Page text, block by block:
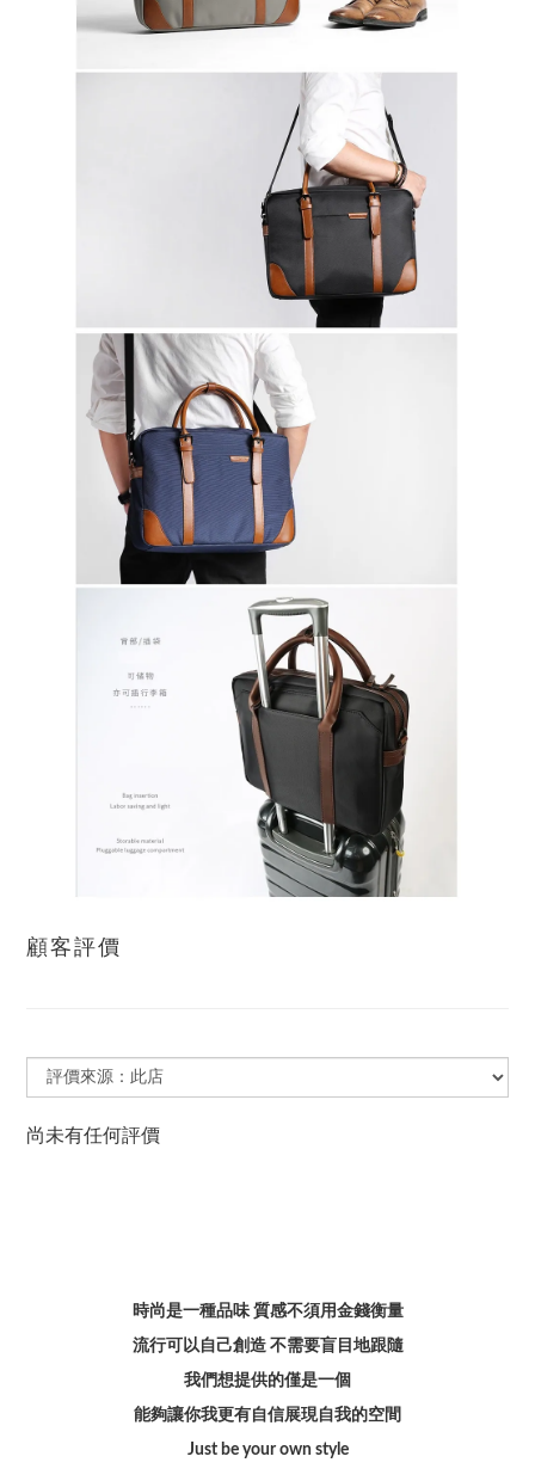
顧客評價
尚未有任何評價
時尚是一種品味 質感不須用金錢衡量
流行可以自己創造 不需要盲目地跟隨
我們想提供的僅是一個
能夠讓你我更有自信展現自我的空間
Just be your own style